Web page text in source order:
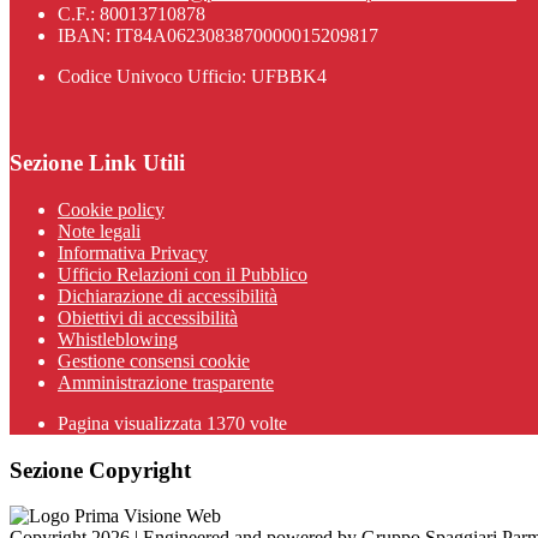
C.F.: 80013710878
IBAN: IT84A0623083870000015209817
Codice Univoco Ufficio: UFBBK4
Sezione Link Utili
Cookie policy
Note legali
Informativa Privacy
Ufficio Relazioni con il Pubblico
Dichiarazione di accessibilità
Obiettivi di accessibilità
Whistleblowing
Gestione consensi cookie
Amministrazione trasparente
Pagina visualizzata 1370 volte
Sezione Copyright